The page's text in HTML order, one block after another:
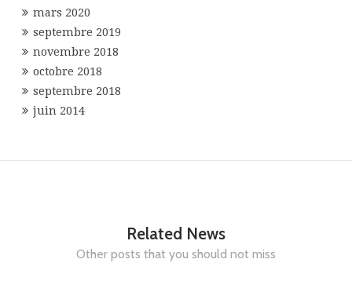
mars 2020
septembre 2019
novembre 2018
octobre 2018
septembre 2018
juin 2014
Related News
Other posts that you should not miss